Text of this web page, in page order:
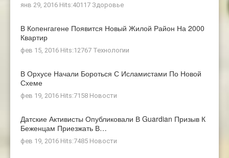
янв 29, 2016 Hits:40117 Здоровье
В Копенгагене Появится Новый Жилой Район На 2000
Квартир
фев 15, 2016 Hits:12767 Технологии
В Орхусе Начали Бороться С Исламистами По Новой
Схеме
фев 19, 2016 Hits:7158 Новости
Датские Активисты Опубликовали В Guardian Призыв К
Беженцам Приезжать В…
фев 19, 2016 Hits:7485 Новости